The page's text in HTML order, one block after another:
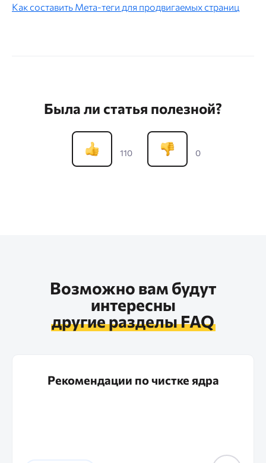
Как составить Мета-теги для продвигаемых страниц
Была ли статья полезной?
110 0
Возможно вам будут
интересны
другие разделы FAQ
Рекомендации по чистке ядра